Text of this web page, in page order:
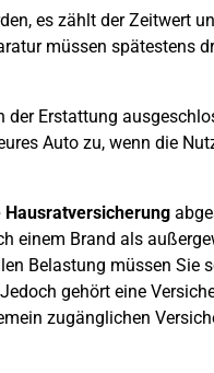
es zählt der Zeitwert
müssen spätestens
Erstattung
Auto zu, wenn die
Hausratversicherung
einem Brand als
Belastung müssen Sie
gehört eine
zugänglichen